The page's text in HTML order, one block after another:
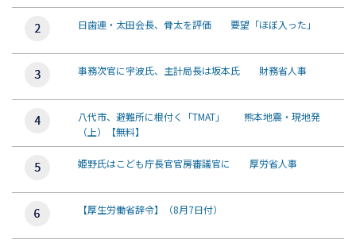
日歯連・太田会長、骨太を評価 要望「ほぼ入った」
事務次官に宇波氏、主計局長は坂本氏 財務省人事
八代市、避難所に根付く「TMAT」 熊本地震・現地発
（上）【無料】
姫野氏はこども庁長官官房審議官に 厚労省人事
【厚生労働省辞令】（8月7日付）